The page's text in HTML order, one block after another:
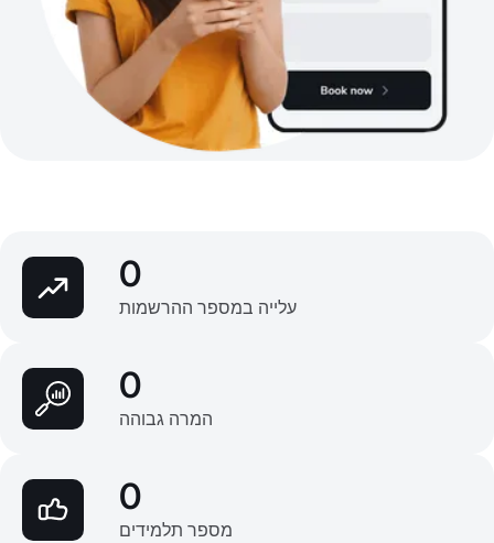
0
עלייה במספר ההרשמות
0
המרה גבוהה
0
מספר תלמידים